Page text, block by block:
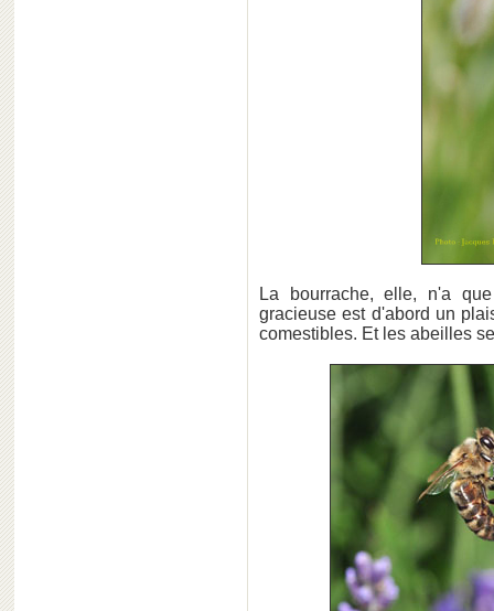
La bourrache, elle, n'a
gracieuse est d'abord un
comestibles. Et les abeilles